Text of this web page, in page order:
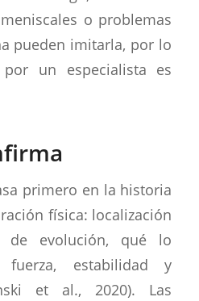
o problemas
pueden imitarla, por lo
un especialista es
primero en la historia
física: localización
de evolución, qué lo
fuerza, estabilidad y
et al., 2020). Las